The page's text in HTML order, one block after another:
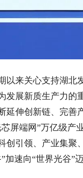
来关心支持湖北
展新质生产力的
伸创新链、完
屏端网”万亿级
引领、产业集聚
速向“世界光谷”